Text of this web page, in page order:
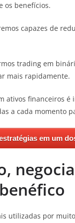
os benefícios.
capazes de
trading em
mais rapidamente.
ativos financeiros
a cada momento
em um
utilizadas por